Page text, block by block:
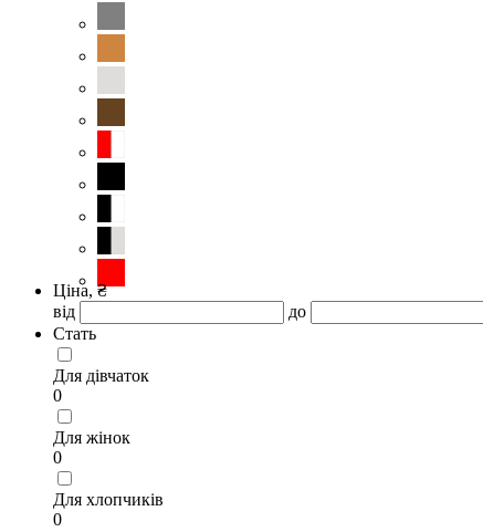
Ціна, ₴
від
до
Стать
Для дівчаток
0
Для жінок
0
Для хлопчиків
0